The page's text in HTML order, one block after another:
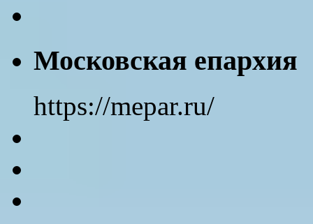
Московская епархия
https://mepar.ru/